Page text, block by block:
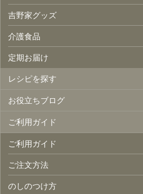
吉野家グッズ
介護食品
定期お届け
レシピを探す
お役立ちブログ
ご利用ガイド
ご利用ガイド
ご注文方法
のしのつけ方